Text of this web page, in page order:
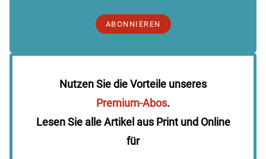
ABONNIEREN
Nutzen Sie die Vorteile unseres
Premium-Abos.
Lesen Sie alle Artikel aus Print und Online
für